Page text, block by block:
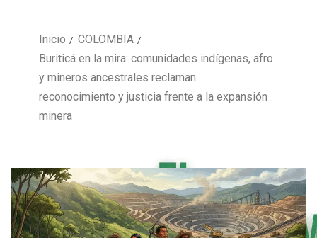
Inicio
COLOMBIA
Buriticá en la mira: comunidades indígenas, afro
y mineros ancestrales reclaman
reconocimiento y justicia frente a la expansión
minera